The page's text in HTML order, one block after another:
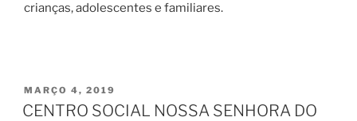
crianças, adolescentes e familiares.
PUBLICADO
EM
MARÇO 4, 2019
CENTRO SOCIAL NOSSA SENHORA DO